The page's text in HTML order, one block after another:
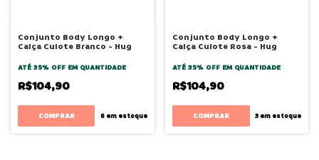
Conjunto Body Longo +
Calça Culote Branco - Hug
ATÉ 35% OFF EM QUANTIDADE
R$104,90
COMPRAR 6em estoque
Conjunto Body Longo +
Calça Culote Rosa - Hug
ATÉ 35% OFF EM QUANTIDADE
R$104,90
COMPRAR 3 em estoque